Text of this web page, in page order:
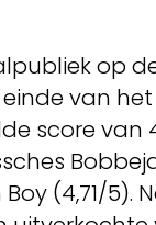
op
van
score van
(4,71/5).